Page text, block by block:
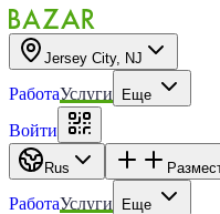
Jersey City, NJ
РаботаУслуги Еще
Войти
Rus
РаботаУслуги Еще